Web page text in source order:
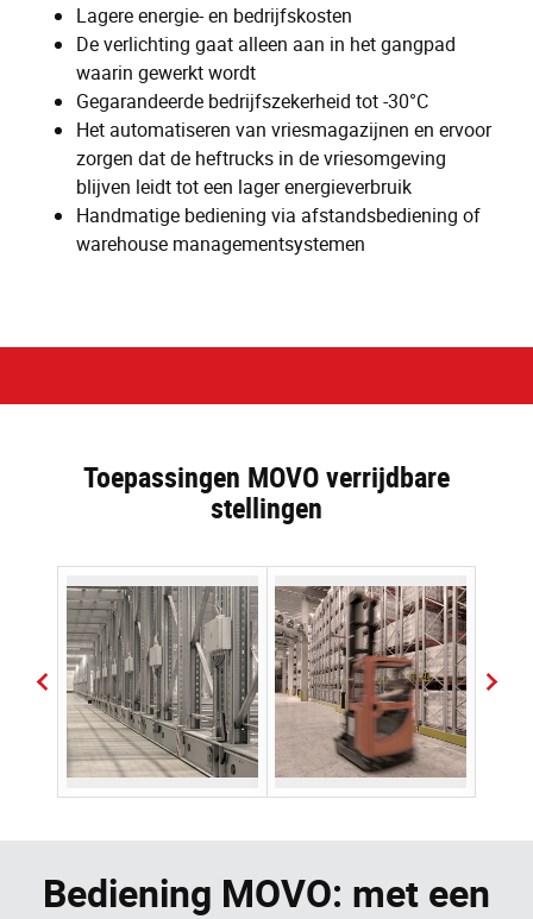
Lagere energie- en bedrijfskosten
De verlichting gaat alleen aan in het gangpad
waarin gewerkt wordt
Gegarandeerde bedrijfszekerheid tot -30°C
Het automatiseren van vriesmagazijnen en ervoor
zorgen dat de heftrucks in de vriesomgeving
blijven leidt tot een lager energieverbruik
Handmatige bediening via afstandsbediening of
warehouse managementsystemen
Toepassingen MOVO verrijdbare
stellingen
Bediening MOVO: met een